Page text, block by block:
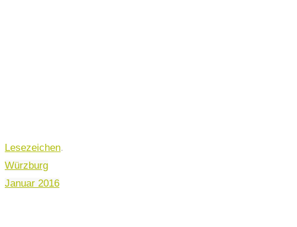
Lesezeichen.
Würzburg
Januar 2016